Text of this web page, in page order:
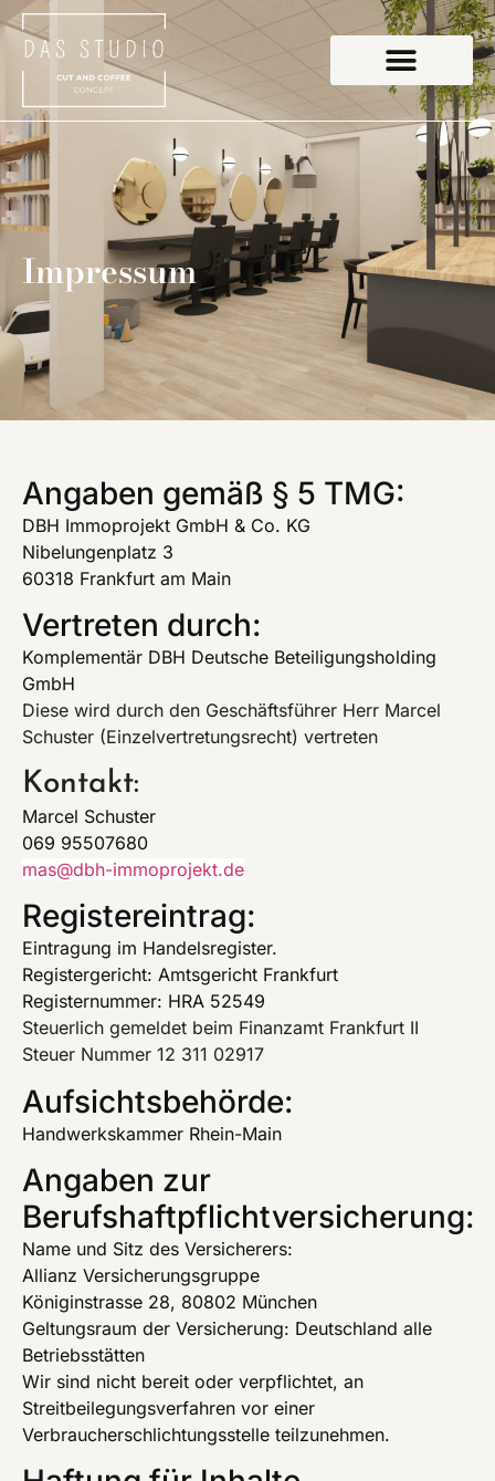
Impressum
Angaben gemäß § 5 TMG:
DBH Immoprojekt GmbH & Co. KG
Nibelungenplatz 3
60318 Frankfurt am Main
Vertreten durch:
Komplementär DBH Deutsche Beteiligungsholding
GmbH
Diese wird durch den Geschäftsführer Herr Marcel
Schuster (Einzelvertretungsrecht) vertreten
Kontakt:
Marcel Schuster
069 95507680
mas@dbh-immoprojekt.de
Registereintrag:
Eintragung im Handelsregister.
Registergericht: Amtsgericht Frankfurt
Registernummer: HRA 52549
Steuerlich gemeldet beim Finanzamt Frankfurt II
Steuer Nummer 12 311 02917
Aufsichtsbehörde:
Handwerkskammer Rhein-Main
Angaben zur
Berufshaftpflichtversicherung:
Name und Sitz des Versicherers:
Allianz Versicherungsgruppe
Königinstrasse 28, 80802 München
Geltungsraum der Versicherung: Deutschland alle
Betriebsstätten
Wir sind nicht bereit oder verpflichtet, an
Streitbeilegungsverfahren vor einer
Verbraucherschlichtungsstelle teilzunehmen.